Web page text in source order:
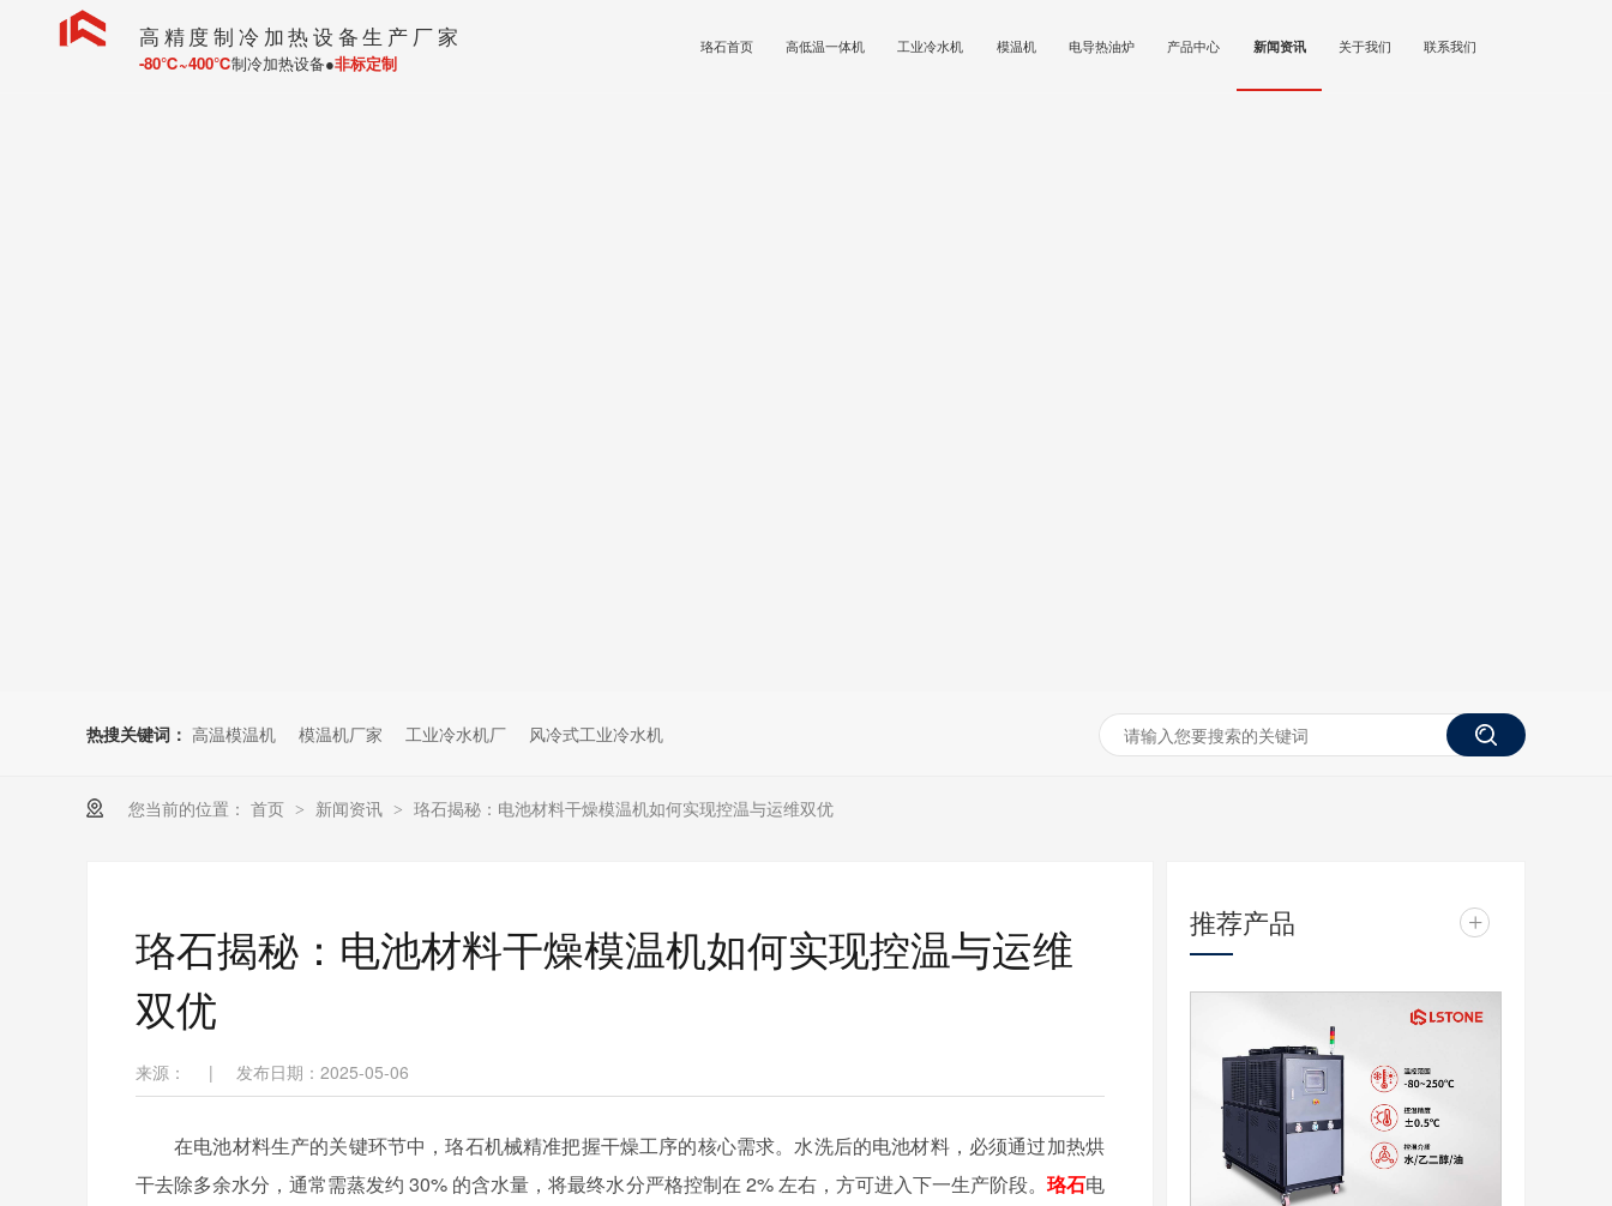
高精度制冷加热设备生产厂家
-80℃~400℃制冷加热设备●非标定制
珞石首页 高低温一体机 工业冷水机 模温机 电导热油炉 产品中心 新闻资讯 关于我们 联系我们
热搜关键词： 高温模温机 模温机厂家 工业冷水机厂 风冷式工业冷水机
您当前的位置： 首页 > 新闻资讯 > 珞石揭秘：电池材料干燥模温机如何实现控温与运维双优
珞石揭秘：电池材料干燥模温机如何实现控温与运维
双优
来源： | 发布日期：2025-05-06
在电池材料生产的关键环节中，珞石机械精准把握干燥工序的核心需求。水洗后的电池材料，必须通过加热烘
干去除多余水分，通常需蒸发约 30% 的含水量，将最终水分严格控制在 2% 左右，方可进入下一生产阶段。 珞石电
推荐产品 +